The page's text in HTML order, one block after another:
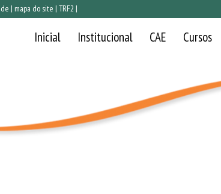
| mapa do site | TRF2 |
Navegação principal
Inicial Institucional CAE Cursos